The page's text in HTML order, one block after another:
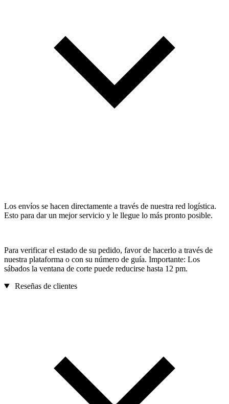
Los envíos se hacen directamente a través de nuestra red logística.
Esto para dar un mejor servicio y le llegue lo más pronto posible.
Para verificar el estado de su pedido, favor de hacerlo a través de
nuestra plataforma o con su número de guía. Importante: Los
sábados la ventana de corte puede reducirse hasta 12 pm.
Reseñas de clientes